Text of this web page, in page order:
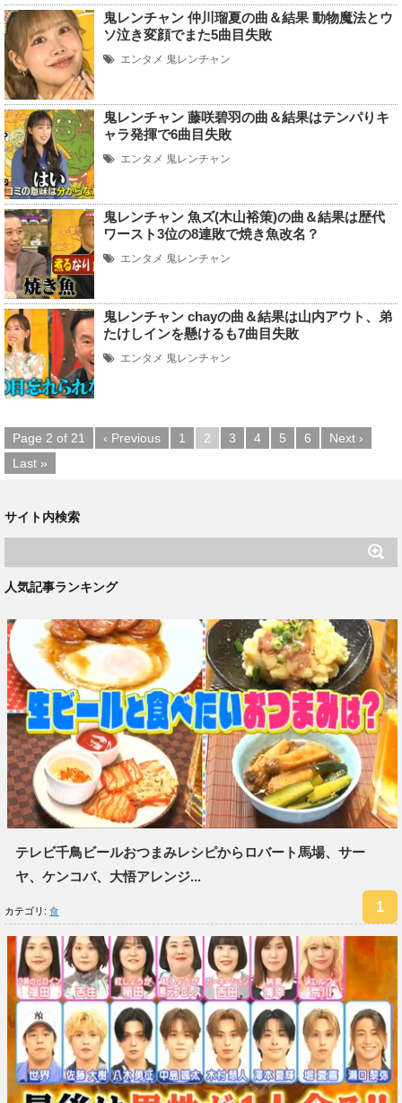
鬼レンチャン 仲川瑠夏の曲＆結果 動物魔法とウ
ソ泣き変顔でまた5曲目失敗
エンタメ 鬼レンチャン
鬼レンチャン 藤咲碧羽の曲＆結果はテンパりキ
ャラ発揮で6曲目失敗
エンタメ 鬼レンチャン
鬼レンチャン 魚ズ(木山裕策)の曲＆結果は歴代
ワースト3位の8連敗で焼き魚改名？
エンタメ 鬼レンチャン
鬼レンチャン chayの曲＆結果は山内アウト、弟
たけしインを懸けるも7曲目失敗
エンタメ 鬼レンチャン
Page 2 of 21 ‹ Previous 1 2 3 4 5 6
Next ›
Last »
サイト内検索
人気記事ランキング
テレビ千鳥ビールおつまみレシピからロバート馬場、サー
ヤ、ケンコバ、大悟アレンジ...
カテゴリ: 食